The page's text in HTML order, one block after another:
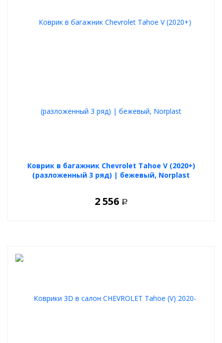
Коврик в багажник Chevrolet Tahoe V (2020+)
(разложенный 3 ряд) | бежевый, Norplast
2 556 Р